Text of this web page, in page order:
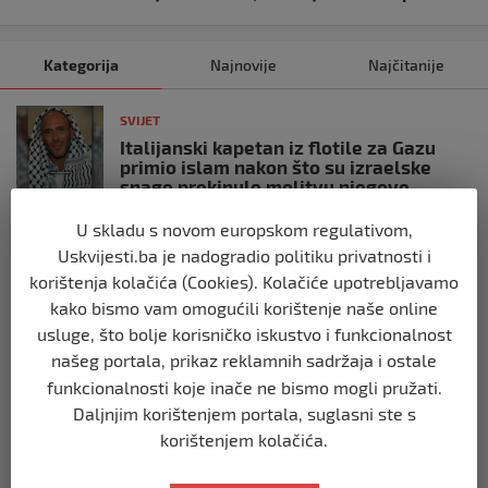
Kategorija Najnovije Najčitanije
SVIJET
Italijanski kapetan iz flotile za Gazu
primio islam nakon što su izraelske
snage prekinule molitvu njegove
prije 10 mjeseci
SVIJET
Brod “Mikeno” probio izraelsku blokadu
i uplovio u Gazu – kapetan iz Sarajeva
vijori zastavu BiH
prije 10 mjeseci
U skladu s novom europskom regulativom,
Uskvijesti.ba je nadogradio politiku privatnosti i
korištenja kolačića (Cookies). Kolačiće upotrebljavamo
kako bismo vam omogućili korištenje naše online
usluge, što bolje korisničko iskustvo i funkcionalnost
našeg portala, prikaz reklamnih sadržaja i ostale
funkcionalnosti koje inače ne bismo mogli pružati.
Daljnjim korištenjem portala, suglasni ste s
korištenjem kolačića.